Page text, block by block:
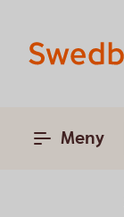
Meny